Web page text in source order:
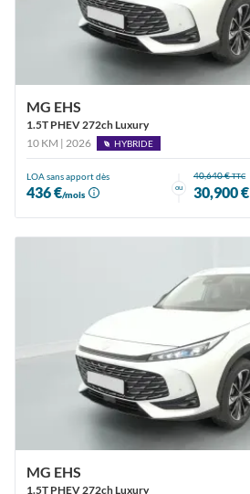
MG EHS
1.5T PHEV 272ch Luxury
10 KM | 2026
HYBRIDE
LOA sans apport dès
436 €/mois
ou
40,640 €TTC
30,900 €
MG EHS
1.5T PHEV 272ch Luxury